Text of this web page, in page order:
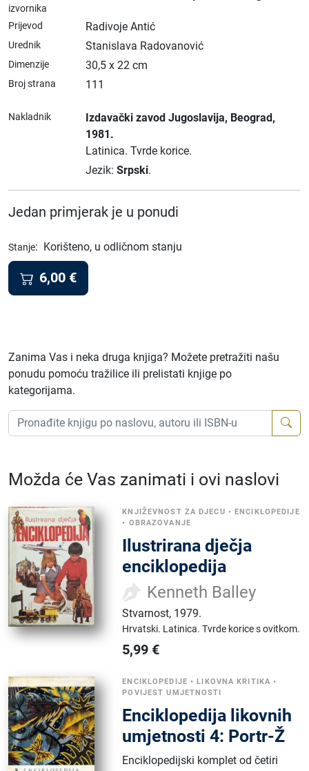
izvornika
Prijevod Radivoje Antić
Urednik Stanislava Radovanović
Dimenzije 30,5 x 22 cm
Broj strana 111
Nakladnik Izdavački zavod Jugoslavija, Beograd,
1981.
Latinica. Tvrde korice.
Jezik: Srpski.
Jedan primjerak je u ponudi
Stanje: Korišteno, u odličnom stanju
6,00 €
Zanima Vas i neka druga knjiga? Možete pretražiti našu
ponudu pomoću tražilice ili prelistati knjige po
kategorijama.
Možda će Vas zanimati i ovi naslovi
KNJIŽEVNOST ZA DJECU •ENCIKLOPEDIJE
• OBRAZOVANJE
Ilustrirana dječja
enciklopedija
Kenneth Balley
Stvarnost, 1979.
Hrvatski. Latinica.Tvrde korice s ovitkom.
5,99 €
ENCIKLOPEDIJE •LIKOVNA KRITIKA •
POVIJEST UMJETNOSTI
Enciklopedija likovnih
umjetnosti 4: Portr-Ž
Enciklopedijski komplet od četiri